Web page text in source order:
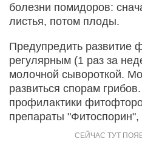
болезни помидоров:
листья, потом плоды.
Предупредить развитие
регулярным (1 раз за
молочной сывороткой.
развиться спорам
профилактики
препараты